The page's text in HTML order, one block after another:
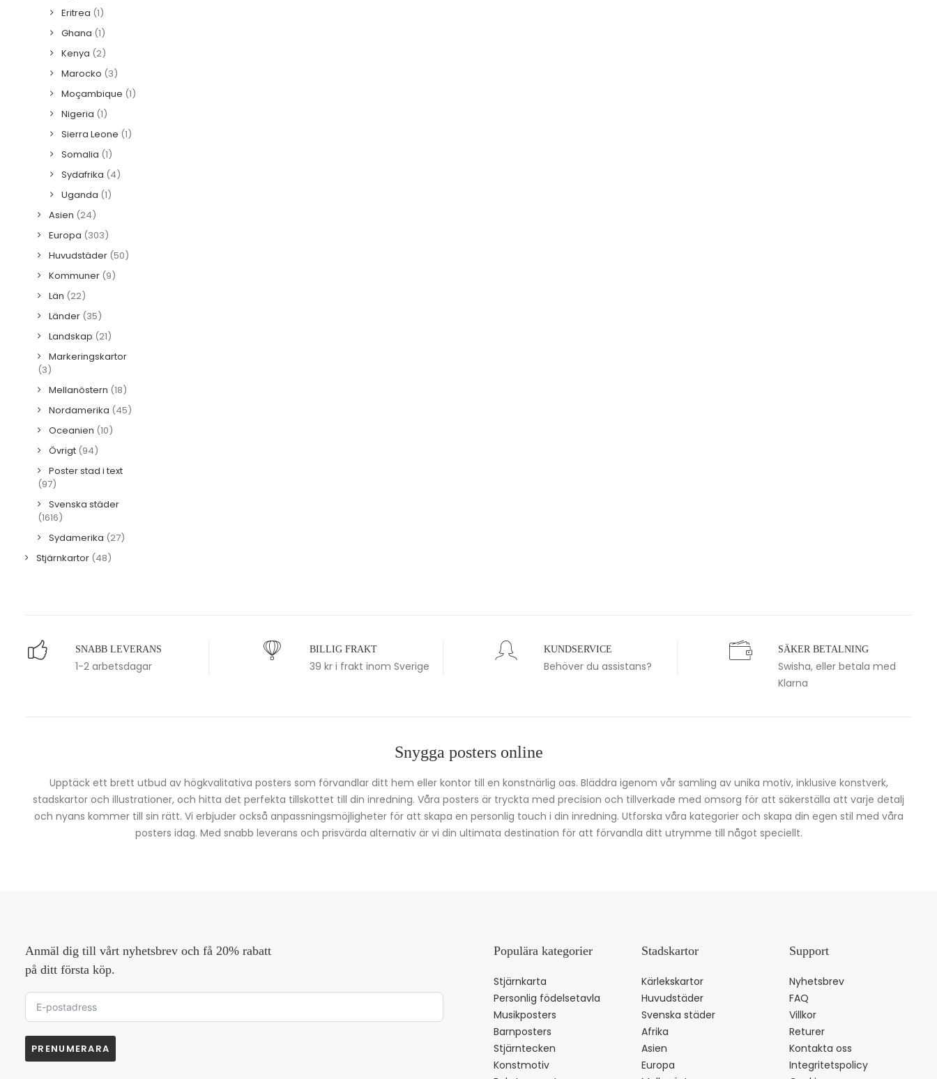
Eritrea (1)
Ghana (1)
Kenya (2)
Marocko (3)
Moçambique (1)
Nigeria (1)
Sierra Leone (1)
Somalia (1)
Sydafrika (4)
Uganda (1)
Asien (24)
Europa (303)
Huvudstäder (50)
Kommuner (9)
Län (22)
Länder (35)
Landskap (21)
Markeringskartor
(3)
Mellanöstern (18)
Nordamerika (45)
Oceanien (10)
Övrigt (94)
Poster stad i text
(97)
Svenska städer
(1616)
Sydamerika (27)
Stjärnkartor (48)
SNABB LEVERANS
1-2 arbetsdagar
BILLIG FRAKT
39 kr i frakt inom Sverige
KUNDSERVICE
Behöver du assistans?
SÄKER BETALNING
Swisha, eller betala med
Klarna
Snygga posters online
Upptäck ett brett utbud av högkvalitativa posters som förvandlar ditt hem eller kontor till en konstnärlig oas. Bläddra igenom vår samling av unika motiv, inklusive konstverk,
stadskartor och illustrationer, och hitta det perfekta tillskottet till din inredning. Våra posters är tryckta med precision och tillverkade med omsorg för att säkerställa att varje detalj
och nyans kommer till sin rätt. Vi erbjuder också anpassningsmöjligheter för att skapa en personlig touch i din inredning. Utforska våra kategorier och skapa din egen stil med våra
posters idag. Med snabb leverans och prisvärda alternativ är vi din ultimata destination för att förvandla ditt utrymme till något speciellt.
Anmäl dig till vårt nyhetsbrev och få 20% rabatt
på ditt första köp.
PRENUMERARA
Populära kategorier
Stjärnkarta
Personlig födelsetavla
Musikposters
Barnposters
Stjärntecken
Konstmotiv
Stadskartor
Kärlekskartor
Huvudstäder
Svenska städer
Afrika
Asien
Europa
Support
Nyhetsbrev
FAQ
Villkor
Returer
Kontakta oss
Integritetspolicy